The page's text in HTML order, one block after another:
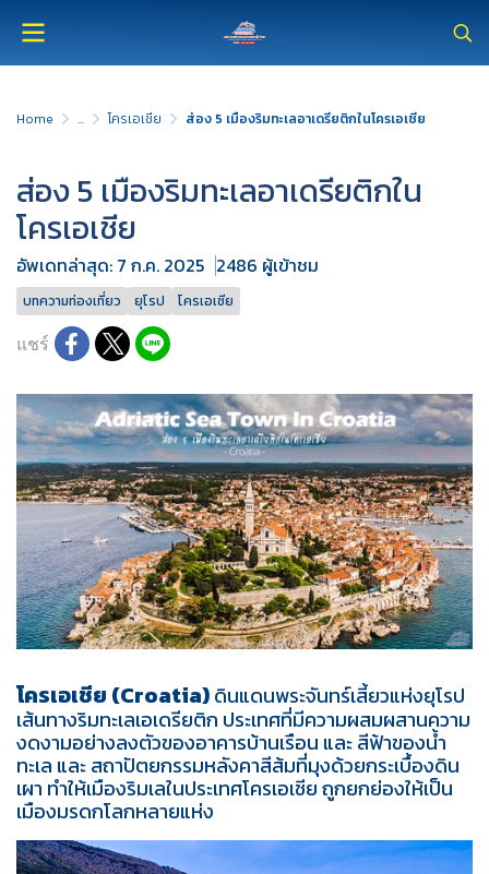
Home ... โครเอเชีย ส่อง 5 เมืองริมทะเลอาเดรียติกในโครเอเชีย
ส่อง 5 เมืองริมทะเลอาเดรียติกใน
โครเอเชีย
อัพเดทล่าสุด: 7 ก.ค. 2025 2486 ผู้เข้าชม
บทความท่องเที่ยว ยุโรป โครเอเชีย
แชร์
โครเอเชีย (Croatia)ดินแดนพระจันทร์เสี้ยวแห่งยุโรป
เส้นทางริมทะเลเอเดรียติก ประเทศที่มีความผสมผสานความ
งดงามอย่างลงตัวของอาคารบ้านเรือน และ สีฟ้าของน้ำ
ทะเล และ สถาปัตยกรรมหลังคาสีส้มที่มุงด้วยกระเบื้องดิน
เผา ทำให้เมืองริมเลในประเทศโครเอเชีย ถูกยกย่องให้เป็น
เมืองมรดกโลกหลายแห่ง